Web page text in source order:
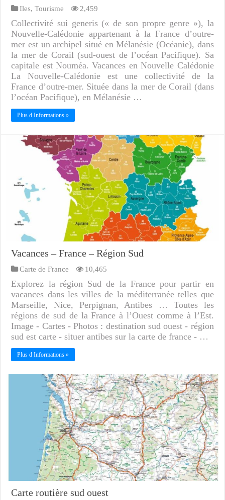
Iles,Tourisme 2,459
Collectivité sui generis (« de son propre genre »), la
Nouvelle-Calédonie appartenant à la France d’outre-
mer est un archipel situé en Mélanésie (Océanie), dans
la mer de Corail (sud-ouest de l’océan Pacifique). Sa
capitale est Nouméa. Vacances en Nouvelle Calédonie
La Nouvelle-Calédonie est une collectivité de la
France d’outre-mer. Située dans la mer de Corail (dans
l’océan Pacifique), en Mélanésie …
Plus d Informations »
Vacances – France – Région Sud
Carte de France 10,465
Explorez la région Sud de la France pour partir en
vacances dans les villes de la méditerranée telles que
Marseille, Nice, Perpignan, Antibes … Toutes les
régions de sud de la France à l’Ouest comme à l’Est.
Image - Cartes - Photos : destination sud ouest - région
sud est carte - situer antibes sur la carte de france - …
Plus d Informations »
Carte routière sud ouest